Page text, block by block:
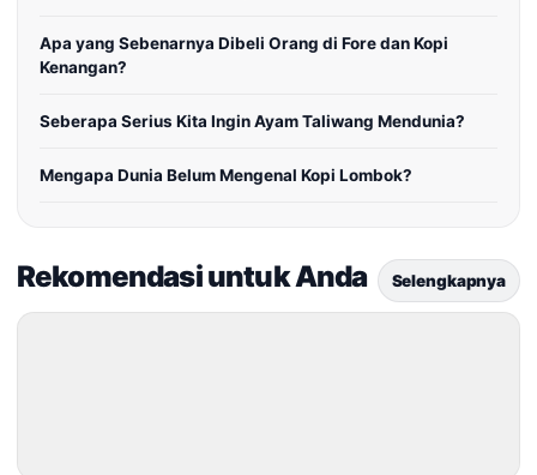
Apa yang Sebenarnya Dibeli Orang di Fore dan Kopi
Kenangan?
Seberapa Serius Kita Ingin Ayam Taliwang Mendunia?
Mengapa Dunia Belum Mengenal Kopi Lombok?
Rekomendasi untuk Anda Selengkapnya